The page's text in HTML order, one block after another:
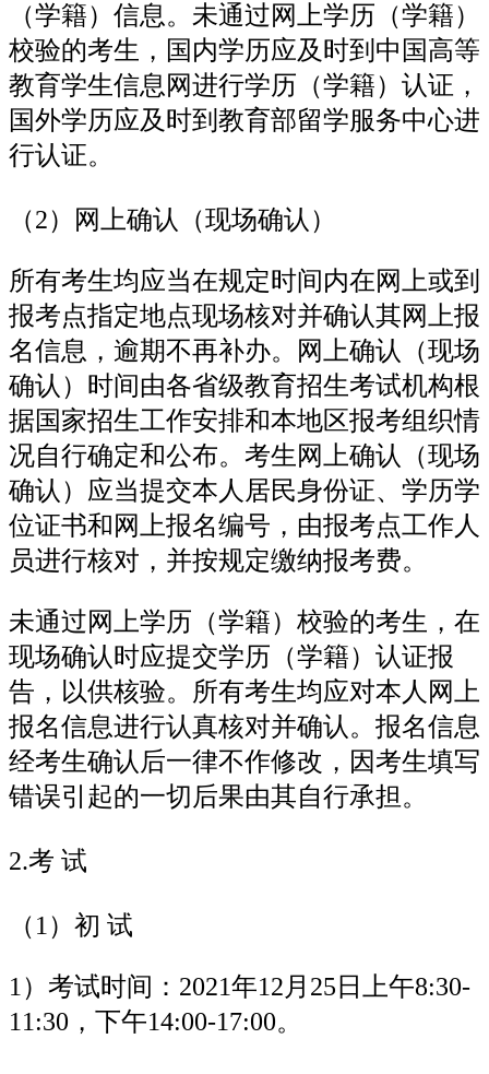
（学籍）信息。未通过网上学历（学籍）
校验的考生，国内学历应及时到中国高等
教育学生信息网进行学历（学籍）认证，
国外学历应及时到教育部留学服务中心进
行认证。
（2）网上确认（现场确认）
所有考生均应当在规定时间内在网上或到
报考点指定地点现场核对并确认其网上报
名信息，逾期不再补办。网上确认（现场
确认）时间由各省级教育招生考试机构根
据国家招生工作安排和本地区报考组织情
况自行确定和公布。考生网上确认（现场
确认）应当提交本人居民身份证、学历学
位证书和网上报名编号，由报考点工作人
员进行核对，并按规定缴纳报考费。
未通过网上学历（学籍）校验的考生，在
现场确认时应提交学历（学籍）认证报
告，以供核验。所有考生均应对本人网上
报名信息进行认真核对并确认。报名信息
经考生确认后一律不作修改，因考生填写
错误引起的一切后果由其自行承担。
2.考 试
（1）初 试
1）考试时间：2021年12月25日上午8:30-
11:30，下午14:00-17:00。